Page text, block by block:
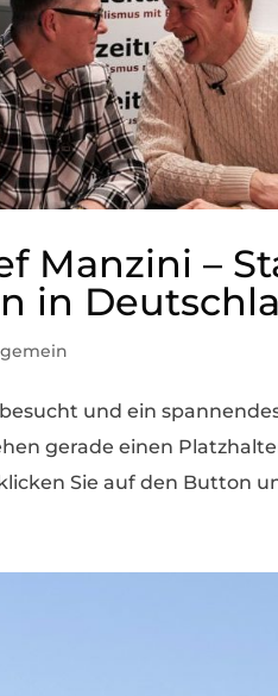
Manzini –
in
und ein
gerade einen
Sie auf den Button